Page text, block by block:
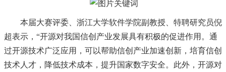
本届大赛评委、浙江大学软件学院副教授、特聘研究员倪
超表示， “开源对我国信创产业发展具有积极的促进作用。通
过开源技术广泛应用，可以帮助信创产业加速创新，培育信创
技术人才，降低技术成本，提升国家数字安全。此外，开源对